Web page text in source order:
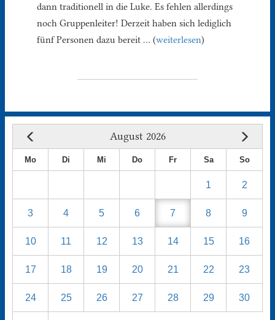
dann traditionell in die Luke. Es fehlen allerdings
noch Gruppenleiter! Derzeit haben sich lediglich
fünf Personen dazu bereit … (weiterlesen)
August 2026
Mo Di Mi Do Fr Sa So
1 2
3 4 5 6 7 8 9
10 11 12 13 14 15 16
17 18 19 20 21 22 23
24 25 26 27 28 29 30